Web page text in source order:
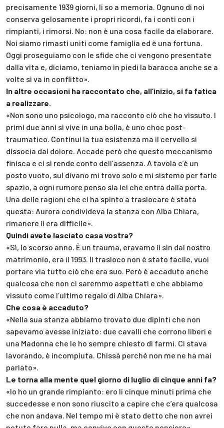
precisamente 1939 giorni, li so a memoria. Ognuno di noi
conserva gelosamente i propri ricordi, fa i conti con i
rimpianti, i rimorsi. No: non è una cosa facile da elaborare.
Noi siamo rimasti uniti come famiglia ed è una fortuna.
Oggi proseguiamo con le sfide che ci vengono presentate
dalla vita e, diciamo, teniamo in piedi la baracca anche se a
volte si va in conflitto».
In altre occasioni ha raccontato che, all’inizio, si fa fatica
a realizzare.
«Non sono uno psicologo, ma racconto ciò che ho vissuto. I
primi due anni si vive in una bolla, è uno choc post-
traumatico. Continui la tua esistenza ma il cervello si
dissocia dal dolore. Accade però che questo meccanismo
finisca e ci si rende conto dell’assenza. A tavola c’è un
posto vuoto, sul divano mi trovo solo e mi sistemo per farle
spazio, a ogni rumore penso sia lei che entra dalla porta.
Una delle ragioni che ci ha spinto a traslocare è stata
questa: Aurora condivideva la stanza con Alba Chiara,
rimanere lì era difficile».
Quindi avete lasciato casa vostra?
«Sì, lo scorso anno. È un trauma, eravamo lì sin dal nostro
matrimonio, era il 1993. Il trasloco non è stato facile, vuoi
portare via tutto ciò che era suo. Però è accaduto anche
qualcosa che non ci saremmo aspettati e che abbiamo
vissuto come l’ultimo regalo di Alba Chiara».
Che cosa è accaduto?
«Nella sua stanza abbiamo trovato due dipinti che non
sapevamo avesse iniziato: due cavalli che corrono liberi e
una Madonna che le ho sempre chiesto di farmi. Ci stava
lavorando, è incompiuta. Chissà perché non me ne ha mai
parlato».
Le torna alla mente quel giorno di luglio di cinque anni fa?
«Io ho un grande rimpianto: ero li cinque minuti prima che
succedesse e non sono riuscito a capire che c’era qualcosa
che non andava. Nel tempo mi è stato detto che non avrei